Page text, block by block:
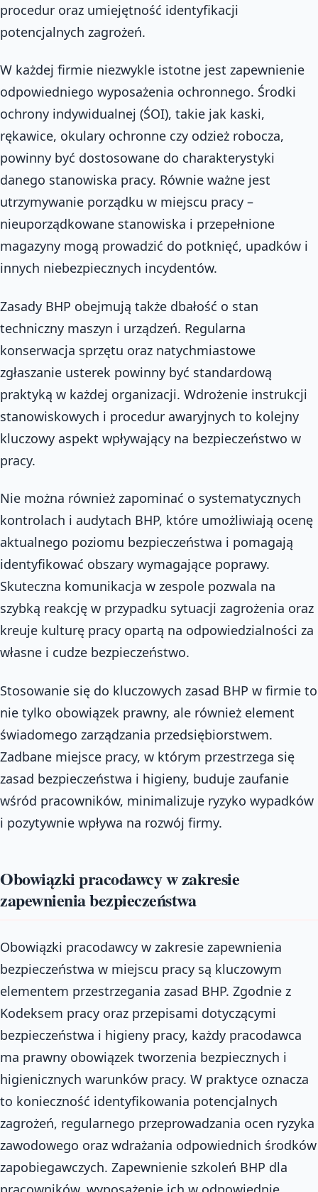
procedur oraz umiejętność identyfikacji
potencjalnych zagrożeń.
W każdej firmie niezwykle istotne jest zapewnienie
odpowiedniego wyposażenia ochronnego. Środki
ochrony indywidualnej (ŚOI), takie jak kaski,
rękawice, okulary ochronne czy odzież robocza,
powinny być dostosowane do charakterystyki
danego stanowiska pracy. Równie ważne jest
utrzymywanie porządku w miejscu pracy –
nieuporządkowane stanowiska i przepełnione
magazyny mogą prowadzić do potknięć, upadków i
innych niebezpiecznych incydentów.
Zasady BHP obejmują także dbałość o stan
techniczny maszyn i urządzeń. Regularna
konserwacja sprzętu oraz natychmiastowe
zgłaszanie usterek powinny być standardową
praktyką w każdej organizacji. Wdrożenie instrukcji
stanowiskowych i procedur awaryjnych to kolejny
kluczowy aspekt wpływający na bezpieczeństwo w
pracy.
Nie można również zapominać o systematycznych
kontrolach i audytach BHP, które umożliwiają ocenę
aktualnego poziomu bezpieczeństwa i pomagają
identyfikować obszary wymagające poprawy.
Skuteczna komunikacja w zespole pozwala na
szybką reakcję w przypadku sytuacji zagrożenia oraz
kreuje kulturę pracy opartą na odpowiedzialności za
własne i cudze bezpieczeństwo.
Stosowanie się do kluczowych zasad BHP w firmie to
nie tylko obowiązek prawny, ale również element
świadomego zarządzania przedsiębiorstwem.
Zadbane miejsce pracy, w którym przestrzega się
zasad bezpieczeństwa i higieny, buduje zaufanie
wśród pracowników, minimalizuje ryzyko wypadków
i pozytywnie wpływa na rozwój firmy.
Obowiązki pracodawcy w zakresie
zapewnienia bezpieczeństwa
Obowiązki pracodawcy w zakresie zapewnienia
bezpieczeństwa w miejscu pracy są kluczowym
elementem przestrzegania zasad BHP. Zgodnie z
Kodeksem pracy oraz przepisami dotyczącymi
bezpieczeństwa i higieny pracy, każdy pracodawca
ma prawny obowiązek tworzenia bezpiecznych i
higienicznych warunków pracy. W praktyce oznacza
to konieczność identyfikowania potencjalnych
zagrożeń, regularnego przeprowadzania ocen ryzyka
zawodowego oraz wdrażania odpowiednich środków
zapobiegawczych. Zapewnienie szkoleń BHP dla